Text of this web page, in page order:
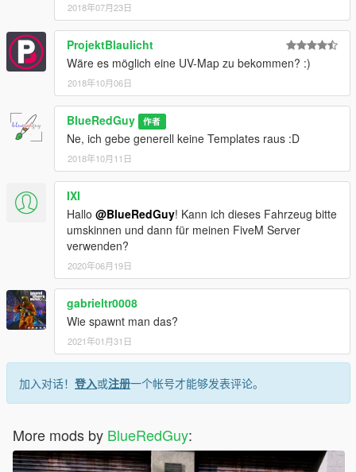
§3: The simple use license includes permission to have a copy
of the download product for your personal use on your
computer or other electronic device to save and / or print. Any
further copies are prohibited. It is expressly forbidden for you to
modify or edit a file or parts of it and to make it available in any
way to private or commercial third parties without having
observed §5.
§4: The user license is expressly subject to the restrictions for
the use of visual content and is not usable without it.
§5: The editing and modification of textures and images within
the product files as well as publication of any graphics in most
cases Skins, is permitted with the consent of the author.
Platforms such as Discord, Teamspeak or other communication
2018年07月23日
ProjektBlaulicht
Wäre es möglich eine UV-Map zu bekommen? :)
2018年10月06日
BlueRedGuy 作者
Ne, ich gebe generell keine Templates raus :D
2018年10月11日
IXI
Hallo @BlueRedGuy! Kann ich dieses Fahrzeug bitte
umskinnen und dann für meinen FiveM Server
verwenden?
2020年06月19日
gabrieltr0008
Wie spawnt man das?
2021年01月31日
加入对话！ 登入或注册一个帐号才能够发表评论。
More mods by BlueRedGuy: